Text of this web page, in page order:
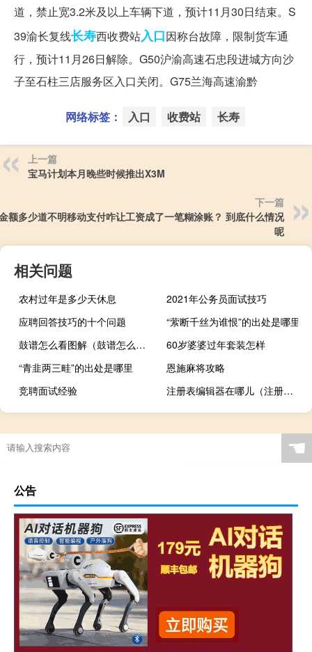
道，禁止宽3.2米及以上车辆下道，预计11月30日结束。S
39渝长复线长寿西收费站入口因称台故障，限制货车通
行，预计11月26日解除。G50沪渝高速石忠段进城方向沙
子至石柱三店服务区入口关闭。G75兰海高速渝黔 ​​​
网络标签： 入口 收费站 长寿
上一篇
宝马计划本月晚些时候推出X3M
下一篇
额多少道不明移动支付咋让工资成了一笔糊涂账？ 到底什么情况
呢
相关问题
农村过年是多少天休息
2021年公务员面试技巧
应聘回答技巧的十个问题
“萦断千丝为谁恨”的出处是哪里
鼓谱怎么看图解（鼓谱怎么看）
60岁婆婆过年套装怎样
“青韭两三畦”的出处是哪里
恩施麻将攻略
竞聘面试经验
注册表编辑器在哪儿（注册表编辑器在哪）
☚
公告